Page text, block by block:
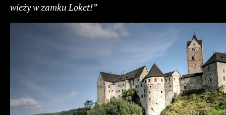
wieży w zamku Loket!”